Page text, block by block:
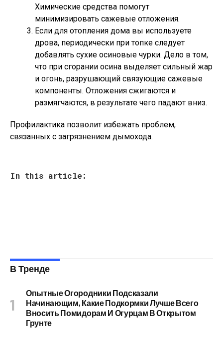
Химические средства помогут
минимизировать сажевые отложения.
Если для отопления дома вы используете
дрова, периодически при топке следует
добавлять сухие осиновые чурки. Дело в том,
что при сгорании осина выделяет сильный жар
и огонь, разрушающий связующие сажевые
компоненты. Отложения сжигаются и
размягчаются, в результате чего падают вниз.
Профилактика позволит избежать проблем,
связанных с загрязнением дымохода.
In this article:
В Тренде
Опытные Огородники Подсказали
Начинающим, Какие Подкормки Лучше Всего
Вносить Помидорам И Огурцам В Открытом
Грунте